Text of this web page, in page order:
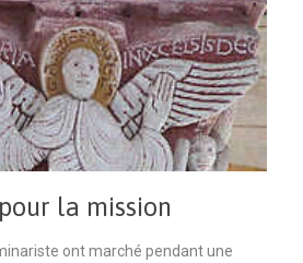
la mission
ont marché pendant une